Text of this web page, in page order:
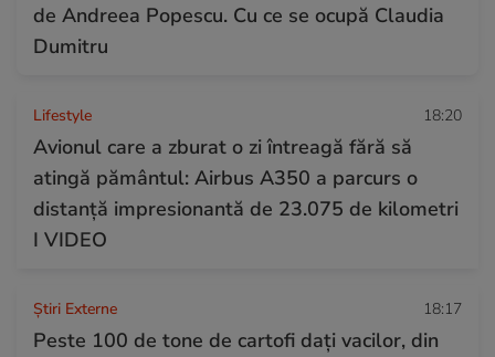
de Andreea Popescu. Cu ce se ocupă Claudia
Dumitru
Lifestyle 18:20
Avionul care a zburat o zi întreagă fără să
atingă pământul: Airbus A350 a parcurs o
distanță impresionantă de 23.075 de kilometri
I VIDEO
Știri Externe 18:17
Peste 100 de tone de cartofi dați vacilor, din